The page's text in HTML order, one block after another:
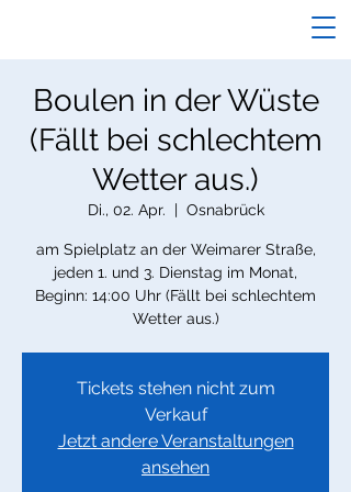
Boulen in der Wüste
(Fällt bei schlechtem
Wetter aus.)
Di., 02. Apr.
  |
Osnabrück
am Spielplatz an der Weimarer Straße,
jeden 1. und 3. Dienstag im Monat,
Beginn: 14:00 Uhr (Fällt bei schlechtem
Wetter aus.)
Tickets stehen nicht zum
Verkauf
Jetzt andere Veranstaltungen
ansehen